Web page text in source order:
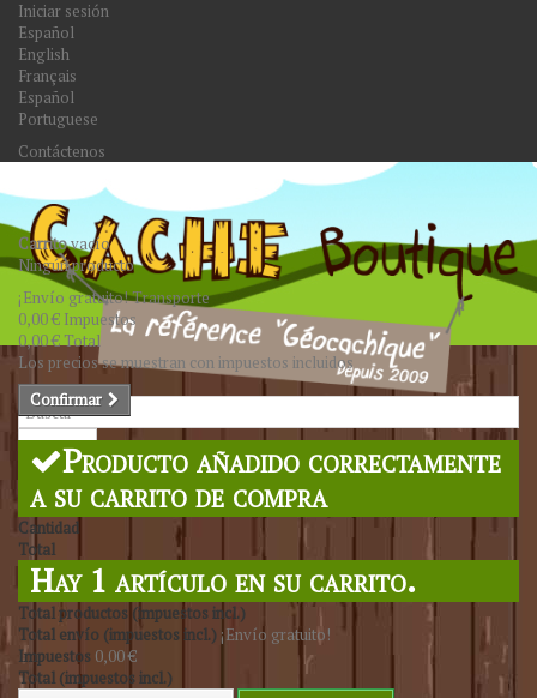
Iniciar sesión
Español
English
Français
Español
Portuguese
Contáctenos
Buscar
Carritovacío
Ningún producto
¡Envío gratuito!Transporte
0,00 € Impuestos
0,00 €Total
Los precios se muestran con impuestos incluidos
Confirmar
Producto añadido correctamente
a su carrito de compra
Cantidad
Total
Hay 1 artículo en su carrito.
Total productos (impuestos incl.)
Total envío (impuestos incl.) ¡Envío gratuito!
Impuestos 0,00 €
Total (impuestos incl.)